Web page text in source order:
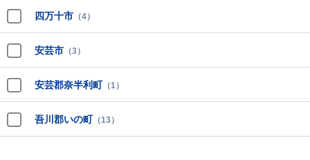
四万十市 （4）
安芸市 （3）
安芸郡奈半利町 （1）
吾川郡いの町 （13）